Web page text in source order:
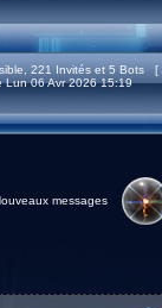
221 Invités et 5 Bots [
Lun 06 Avr 2026 15:19
messages